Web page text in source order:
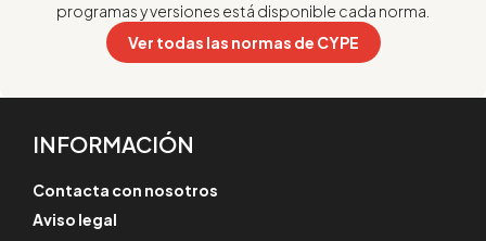
programas y versiones está disponible cada norma.
Ver todas las normas de CYPE
INFORMACIÓN
Contacta con nosotros
Aviso legal